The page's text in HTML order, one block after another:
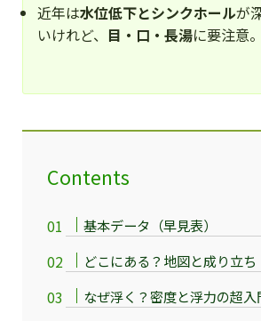
近年は水位低下とシンクホールが
いけれど、 目・口・長湯に要注意。
Contents
基本データ（早見表）
どこにある？地図と成り立ち
なぜ浮く？密度と浮力の超入